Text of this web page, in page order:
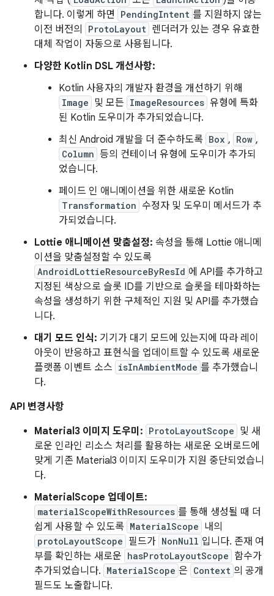
합니다. 이렇게 하면
PendingIntent 를 지원하지 않는
이전 버전의
ProtoLayout 렌더러가 있는 경우 유효한
대체 작업이 자동으로 사용됩니다.
다양한 Kotlin DSL 개선사항:
Kotlin 사용자의 개발자 환경을 개선하기 위해
Image 및 모든 ImageResources 유형에 특화
된 Kotlin 도우미가 추가되었습니다.
최신 Android 개발을 더 준수하도록 Box , Row ,
Column 등의 컨테이너 유형에 도우미가 추가되
었습니다.
페이드 인 애니메이션을 위한 새로운 Kotlin
Transformation 수정자 및 도우미 메서드가 추
가되었습니다.
Lottie 애니메이션 맞춤설정: 속성을 통해 Lottie 애니메
이션을 맞춤설정할 수 있도록
AndroidLottieResourceByResId 에 API를 추가하고
지정된 색상으로 슬롯 ID를 기반으로 슬롯을 테마화하는
속성을 생성하기 위한 구체적인 지원 및 API를 추가했습
니다.
대기 모드 인식: 기기가 대기 모드에 있는지에 따라 레이
아웃이 반응하고 표현식을 업데이트할 수 있도록 새로운
플랫폼 이벤트 소스 isInAmbientMode 를 추가했습니
다.
API 변경사항
Material3 이미지 도우미: ProtoLayoutScope 및 새
로운 인라인 리소스 처리를 활용하는 새로운 오버로드에
맞게 기존 Material3 이미지 도우미가 지원 중단되었습니
다.
MaterialScope 업데이트:
materialScopeWithResources 를 통해 생성될 때 더
쉽게 사용할 수 있도록 MaterialScope 내의
protoLayoutScope 필드가 NonNull 입니다. 존재 여
부를 확인하는 새로운 hasProtoLayoutScope 함수가
추가되었습니다. MaterialScope 은 Context 의 공개
필드도 노출합니다.